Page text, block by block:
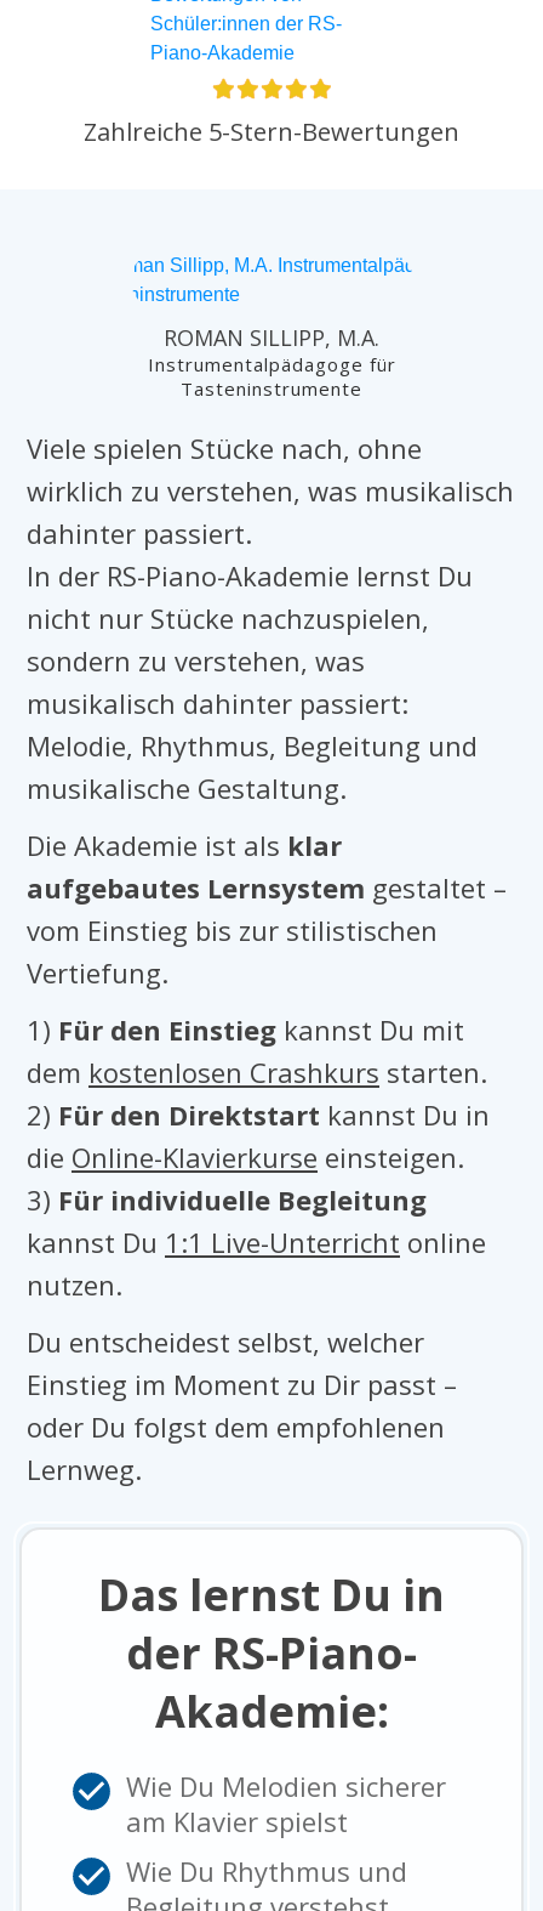
Zahlreiche 5-Stern-Bewertungen
Viele spielen Stücke nach, ohne
wirklich zu verstehen, was musikalisch
dahinter passiert.
In der RS-Piano-Akademie lernst Du
nicht nur Stücke nachzuspielen,
sondern zu verstehen, was
musikalisch dahinter passiert:
Melodie, Rhythmus, Begleitung und
musikalische Gestaltung.
Die Akademie ist als klar
aufgebautes Lernsystem gestaltet –
vom Einstieg bis zur stilistischen
Vertiefung.
1) Für den Einstieg kannst Du mit
dem kostenlosen Crashkurs starten.
2) Für den Direktstart kannst Du in
die Online-Klavierkurse einsteigen.
3) Für individuelle Begleitung
kannst Du 1:1 Live-Unterricht online
nutzen.
Du entscheidest selbst, welcher
Einstieg im Moment zu Dir passt –
oder Du folgst dem empfohlenen
Lernweg.
ROMAN SILLIPP, M.A.
Instrumentalpädagoge für
Tasteninstrumente
Das lernst Du in
der RS-Piano-
Akademie:
Wie Du Melodien sicherer
am Klavier spielst
Wie Du Rhythmus und